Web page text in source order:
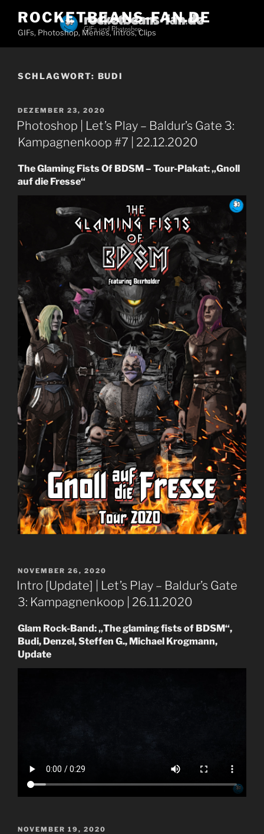
Inhalt
springen
ROCKETBEANS-FAN.DE
GIFs, Photoshop, Memes, Intros, Clips
SCHLAGWORT: BUDI
VERÖFFENTLICHT
AM
DEZEMBER 23, 2020
Photoshop | Let’s Play – Baldur’s Gate 3:
Kampagnenkoop #7 | 22.12.2020
The Glaming Fists Of BDSM – Tour-Plakat: „Gnoll
auf die Fresse“
VERÖFFENTLICHT
AM
NOVEMBER 26, 2020
Intro [Update] | Let’s Play – Baldur’s Gate
3: Kampagnenkoop | 26.11.2020
Glam Rock-Band: „The glaming fists of BDSM“,
Budi, Denzel, Steffen G., Michael Krogmann,
Update
VERÖFFENTLICHT
NOVEMBER 19, 2020